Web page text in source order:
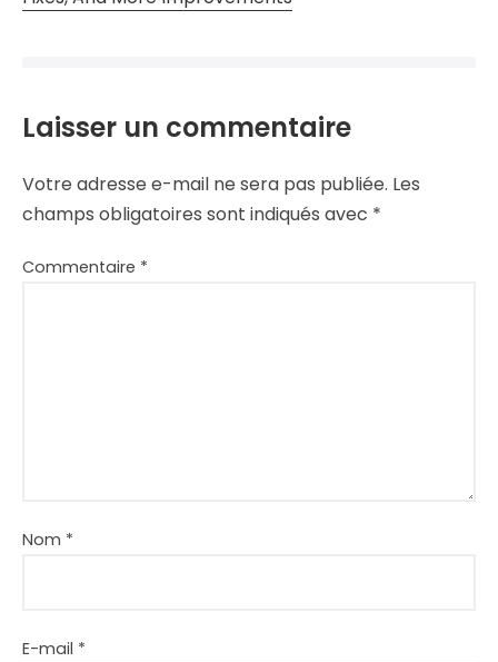
Laisser un commentaire
Votre adresse e-mail ne sera pas publiée. Les
champs obligatoires sont indiqués avec *
Commentaire *
Nom *
E-mail *